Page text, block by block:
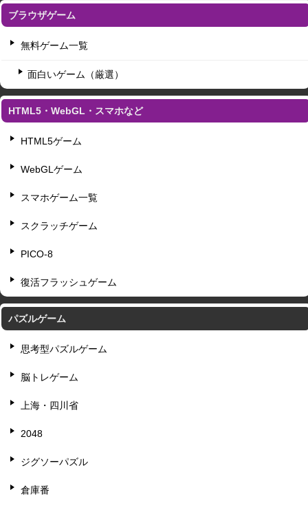
ブラウザゲーム
無料ゲーム一覧
面白いゲーム（厳選）
HTML5・WebGL・スマホなど
HTML5ゲーム
WebGLゲーム
スマホゲーム一覧
スクラッチゲーム
PICO-8
復活フラッシュゲーム
パズルゲーム
思考型パズルゲーム
脳トレゲーム
上海・四川省
2048
ジグソーパズル
倉庫番